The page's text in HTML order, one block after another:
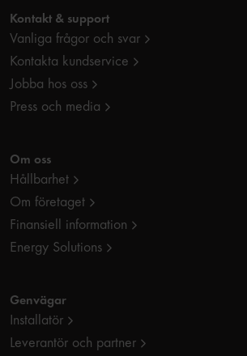
Kontakt & support
Vanliga frågor och svar
Kontakta kundservice
Jobba hos oss
Press och media
Om oss
Hållbarhet
Om företaget
Finansiell information
Energy Solutions
Genvägar
Installatör
Leverantör och partner